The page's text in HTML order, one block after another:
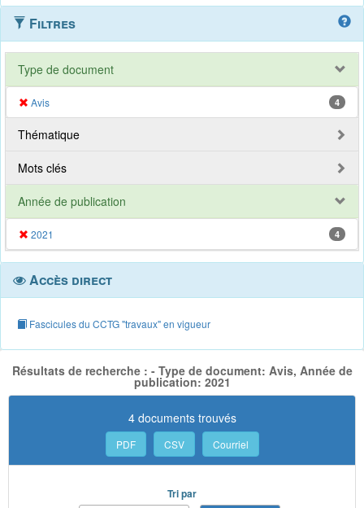
Filtres
Type de document
Avis 4
Thématique
Mots clés
Année de publication
2021 4
Accès direct
Fascicules du CCTG "travaux" en vigueur
Résultats de recherche : - Type de document: Avis, Année de
publication: 2021
4 documents trouvés
PDF CSV Courriel
Tri par